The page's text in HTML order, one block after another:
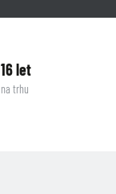
16 let
na trhu